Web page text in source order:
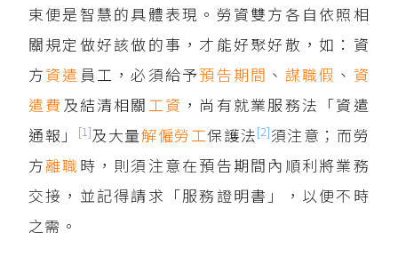
束便是智慧的具體表現。勞資雙方各自依照相
關規定做好該做的事，才能好聚好散，如：資
方資遣 員工，必須給予預告期間 、 謀職假 、 資
遣費 及結清相關 工資 ，尚有就業服務法「資遣
通報」
[1]及大量解僱勞工保護法[2]須注意；而勞
方離職 時，則須注意在預告期間內順利將業務
交接，並記得請求「服務證明書」，以便不時
之需。